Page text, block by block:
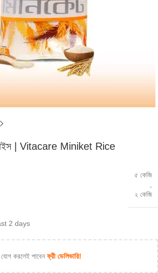
রাইস | Vitacare Miniket Rice
৫ কেজি
২ কেজি
2 days
যোগ করলেই পাবেনফ্রী ডেলিভারি!